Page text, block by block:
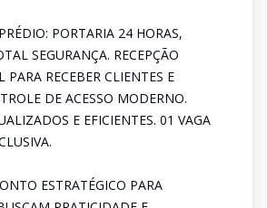
PORTARIA 24 HORAS,
SEGURANÇA. RECEPÇÃO
PARA RECEBER CLIENTES E
DE ACESSO MODERNO.
E EFICIENTES. 01 VAGA
ESTRATÉGICO PARA